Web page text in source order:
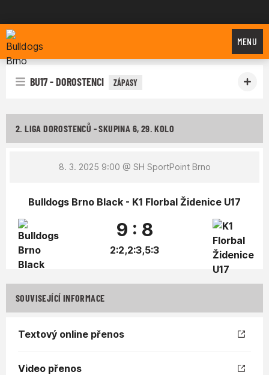
Bulldogs Brno
MENU
BU17 - DOROSTENCI ZÁPASY
2. LIGA DOROSTENCŮ - SKUPINA 6, 29. KOLO
8. 3. 2025 9:00 @ SH SportPoint Brno
Bulldogs Brno Black - K1 Florbal Židenice U17
9 : 8
2:2,2:3,5:3
SOUVISEJÍCÍ INFORMACE
Textový online přenos
Video přenos